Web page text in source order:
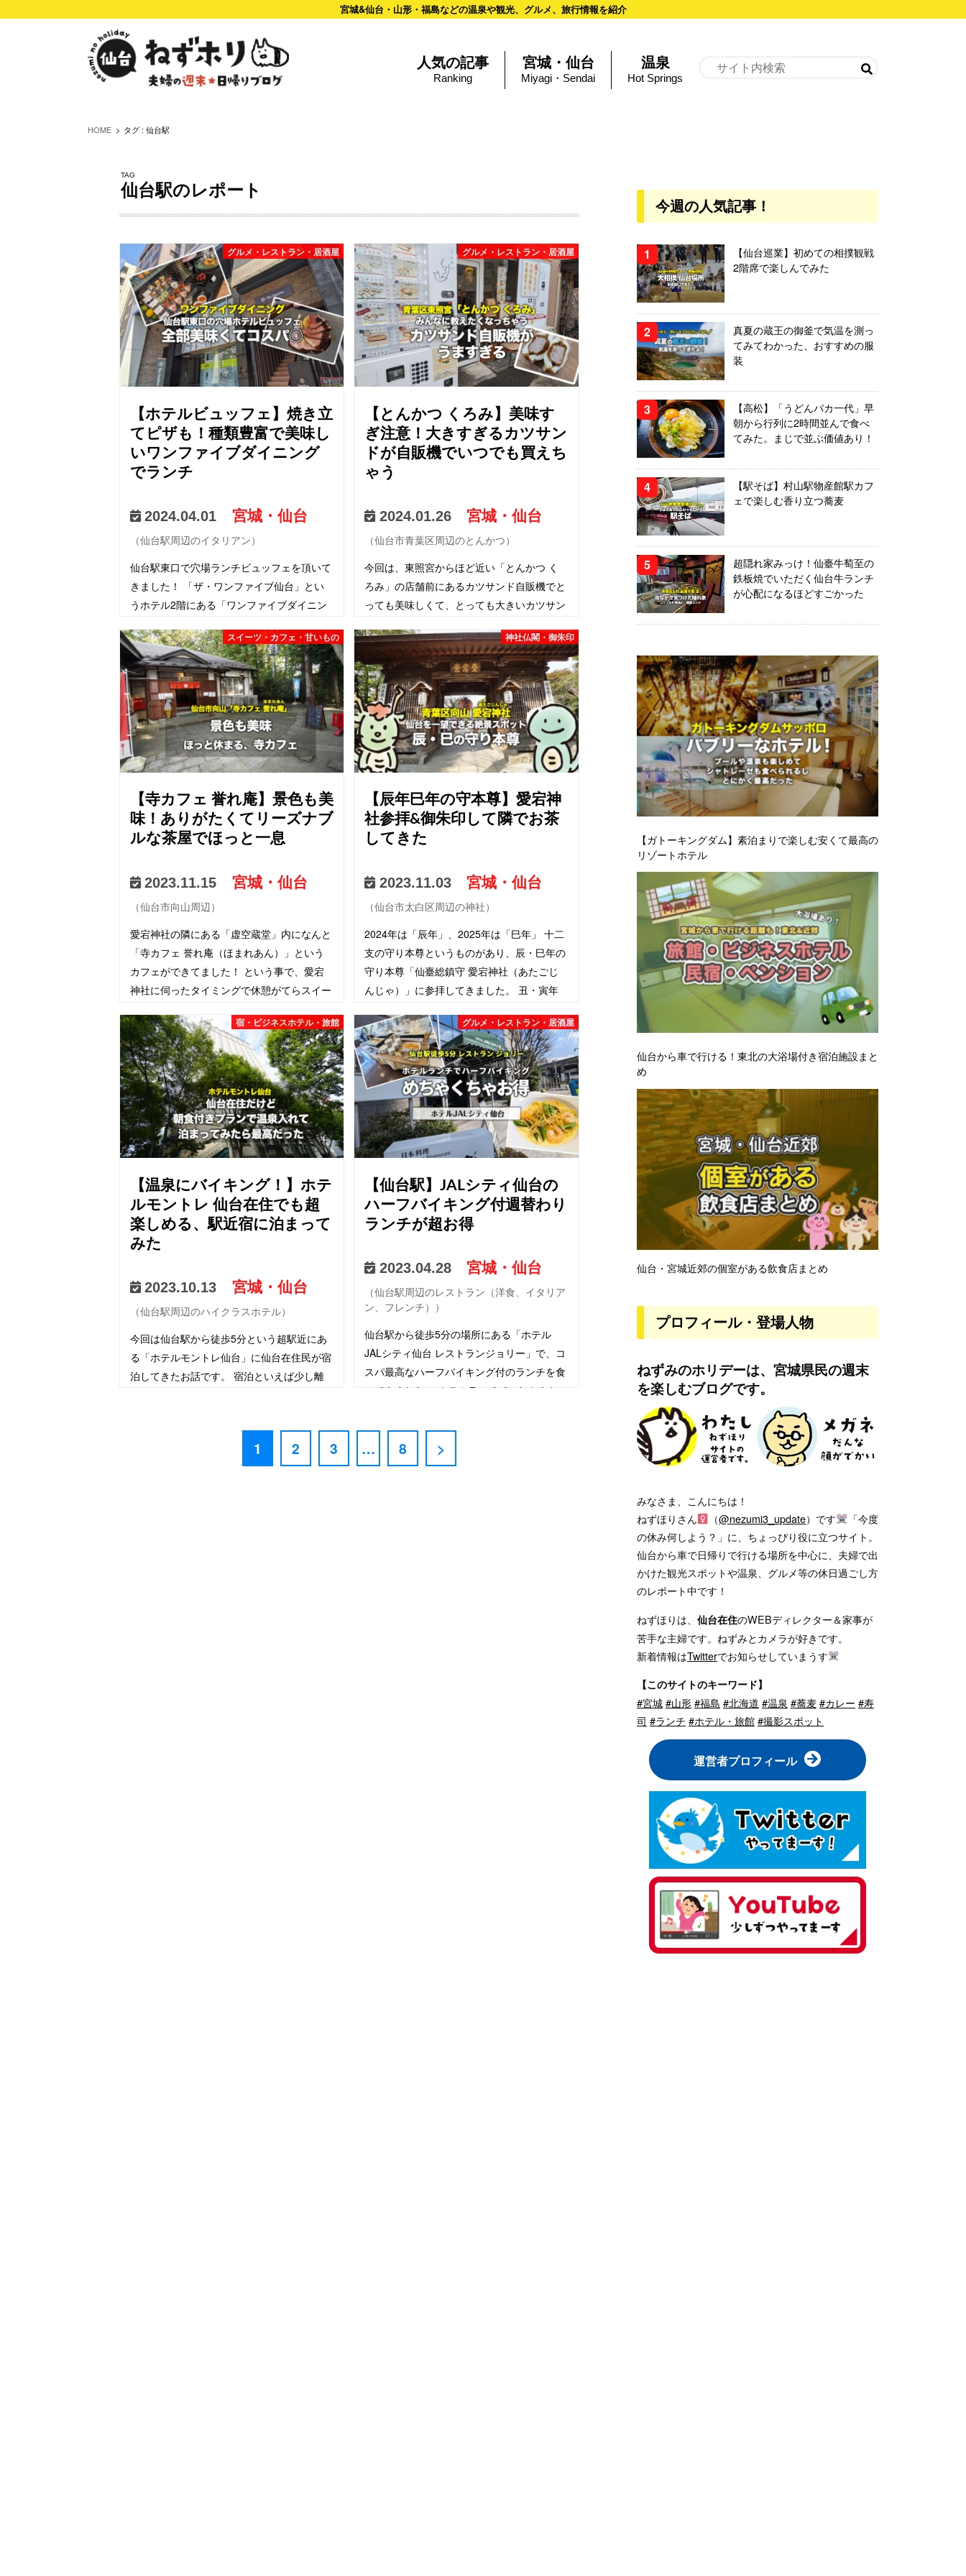
宮城&仙台・山形・福島などの温泉や観光、グルメ、旅行情報を紹介
人気の記事
Ranking
宮城・仙台
Miyagi・Sendai
温泉
Hot Springs
HOME タグ : 仙台駅
TAG
仙台駅のレポート
グルメ・レストラン・居酒屋
【ホテルビュッフェ】焼き立
てピザも！種類豊富で美味し
いワンファイブダイニング
でランチ
2024.04.01 宮城・仙台
（仙台駅周辺のイタリアン）
仙台駅東口で穴場ランチビュッフェを頂いて
きました！ 「ザ・ワンファイブ仙台」とい
うホテル2階にある「ワンファイブダイニン
おしゃれなお魚やスイーツもあるんだ！ 以
前「Trattori…
グルメ・レストラン・居酒屋
【とんかつ くろみ】美味す
ぎ注意！大きすぎるカツサン
ドが自販機でいつでも買えち
ゃう
2024.01.26 宮城・仙台
（仙台市青葉区周辺のとんかつ）
今回は、東照宮からほど近い「とんかつ く
ろみ」の店舗前にあるカツサンド自販機でと
っても美味しくて、とっても大きいカツサン
しくて、大きさにもびっくりしすぎて週1レ
ベルで買ってしまいま…
スイーツ・カフェ・甘いもの
【寺カフェ 誉れ庵】景色も美
味！ありがたくてリーズナブ
ルな茶屋でほっと一息
2023.11.15 宮城・仙台
（仙台市向山周辺）
愛宕神社の隣にある「虚空蔵堂」内になんと
「寺カフェ 誉れ庵（ほまれあん）」という
カフェができてました！ という事で、愛宕
神社に伺ったタイミングで休憩がてらスイー
堂は、丑年の時に守り…
神社仏閣・御朱印
【辰年巳年の守本尊】愛宕神
社参拝&御朱印して隣でお茶
してきた
2023.11.03 宮城・仙台
（仙台市太白区周辺の神社）
2024年は「辰年」、2025年は「巳年」 十二
支の守り本尊というものがあり、辰・巳年の
守り本尊「仙臺総鎮守 愛宕神社（あたごじ
んじゃ）」に参拝してきました。 丑・寅年
愛宕神社も向…
宿・ビジネスホテル・旅館
【温泉にバイキング！】ホテ
ルモントレ 仙台在住でも超
楽しめる、駅近宿に泊まって
みた
2023.10.13 宮城・仙台
（仙台駅周辺のハイクラスホテル）
今回は仙台駅から徒歩5分という超駅近にあ
る「ホテルモントレ仙台」に仙台在住民が宿
泊してきたお話です。 宿泊といえば少し離
る機会ってないと思いま…
グルメ・レストラン・居酒屋
【仙台駅】JALシティ仙台の
ハーフバイキング付週替わり
ランチが超お得
2023.04.28 宮城・仙台
（仙台駅周辺のレストラン（洋食、イタリア
ン、フレンチ））
仙台駅から徒歩5分の場所にある「ホテル
JALシティ仙台 レストランジョリー」で、コ
スパ最高なハーフバイキング付のランチを食
べてきました。 ホテルランチで、しかもち
後（2023年3…
1 2 3 … 8 >
今週の人気記事！
【仙台巡業】初めての相撲観戦
2階席で楽しんでみた
真夏の蔵王の御釜で気温を測っ
てみてわかった、おすすめの服
装
【高松】「うどんバカ一代」早
朝から行列に2時間並んで食べ
てみた。まじで並ぶ価値あり！
【駅そば】村山駅物産館駅カフ
ェで楽しむ香り立つ蕎麦
超隠れ家みっけ！仙臺牛萄至の
鉄板焼でいただく仙台牛ランチ
が心配になるほどすごかった
【ガトーキングダム】素泊まりで楽しむ安くて最高の
リゾートホテル
仙台から車で行ける！東北の大浴場付き宿泊施設まと
め
仙台・宮城近郊の個室がある飲食店まとめ
プロフィール・登場人物
ねずみのホリデーは、宮城県民の週末
を楽しむブログです。
みなさま、こんにちは！
ねずほりさん
（@nezumi3_update）です
「今度
の休み何しよう？」に、ちょっぴり役に立つサイト。
仙台から車で日帰りで行ける場所を中心に、夫婦で出
かけた観光スポットや温泉、グルメ等の休日過ごし方
のレポート中です！
ねずほりは、 仙台在住のWEBディレクター＆家事が
苦手な主婦です。ねずみとカメラが好きです。
新着情報はTwitterでお知らせしていまうす
【このサイトのキーワード】
#宮城#山形#福島 #北海道 #温泉 #蕎麦#カレー #寿
司 #ランチ #ホテル・旅館#撮影スポット
運営者プロフィール